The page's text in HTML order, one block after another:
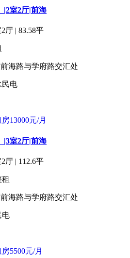
|2室2厅|前海
2厅 | 83.58平
海路与学府路交汇处
民电
|3室2厅|前海
2厅 | 112.6平
海路与学府路交汇处
电